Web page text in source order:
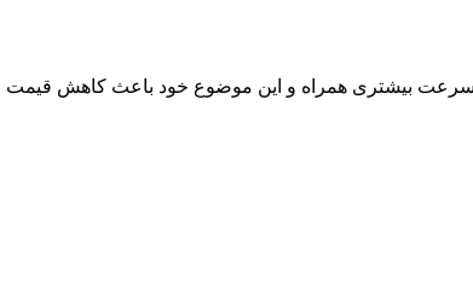
بیشتری همراه و این موضوع خود باعث کاهش قیمت